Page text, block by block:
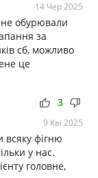
14 Чер 2025
обурювали
за
сб, можливо
це
thumb_up thumb_down
3
9 Кві 2025
всяку фігню
у нас.
головне,